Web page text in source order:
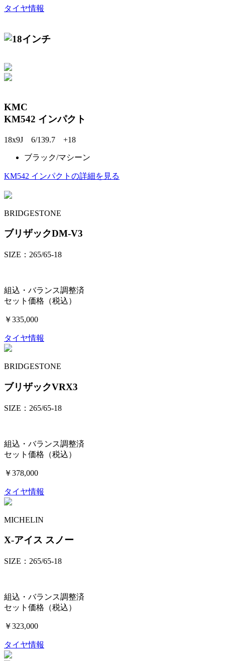
タイヤ情報
KMC
KM542 インパクト
18x9J 6/139.7 +18
ブラック/マシーン
KM542 インパクトの詳細を見る
BRIDGESTONE
ブリザックDM-V3
SIZE：265/65-18
組込・バランス調整済
セット価格（税込）
￥335,000
タイヤ情報
BRIDGESTONE
ブリザックVRX3
SIZE：265/65-18
組込・バランス調整済
セット価格（税込）
￥378,000
タイヤ情報
MICHELIN
X-アイス スノー
SIZE：265/65-18
組込・バランス調整済
セット価格（税込）
￥323,000
タイヤ情報